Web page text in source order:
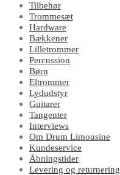
Tilbehør
Trommesæt
Hardware
Bækkener
Lilletrommer
Percussion
Børn
Eltrommer
Lydudstyr
Guitarer
Tangenter
Interviews
Om Drum Limousine
Kundeservice
Åbningstider
Levering og returnering